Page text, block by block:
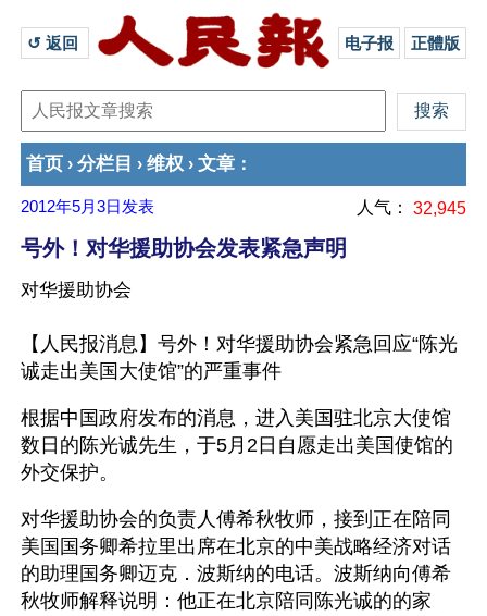
↺ 返回 电子报 正體版
首页 › 分栏目 › 维权 › 文章 ：
2012年5月3日 发表 人气： 32,945
号外！对华援助协会发表紧急声明
对华援助协会
【人民报消息】号外！对华援助协会紧急回应“陈光
诚走出美国大使馆”的严重事件
根据中国政府发布的消息，进入美国驻北京大使馆
数日的陈光诚先生，于5月2日自愿走出美国使馆的
外交保护。
对华援助协会的负责人傅希秋牧师，接到正在陪同
美国国务卿希拉里出席在北京的中美战略经济对话
的助理国务卿迈克．波斯纳的电话。波斯纳向傅希
秋牧师解释说明：他正在北京陪同陈光诚的的家